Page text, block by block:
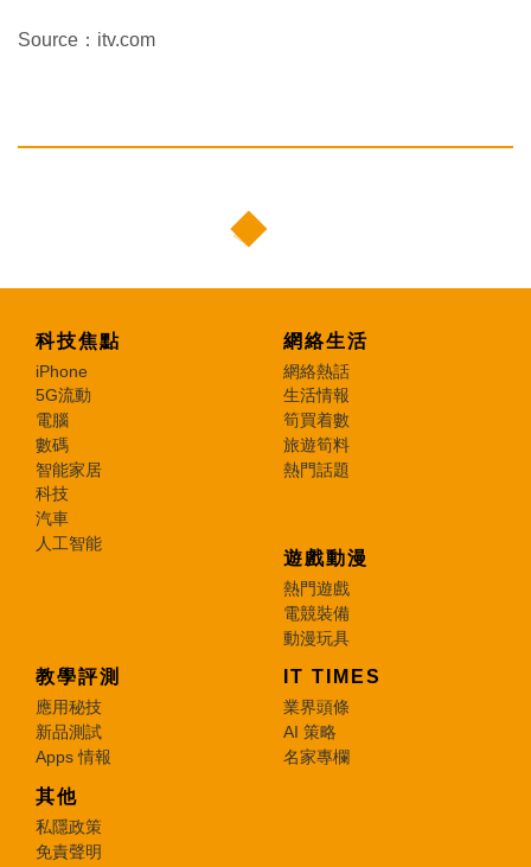
Source：itv.com
科技焦點
iPhone
5G流動
電腦
數碼
智能家居
科技
汽車
人工智能
網絡生活
網絡熱話
生活情報
筍買着數
旅遊筍料
熱門話題
遊戲動漫
熱門遊戲
電競裝備
動漫玩具
教學評測
應用秘技
新品測試
Apps 情報
IT TIMES
業界頭條
AI 策略
名家專欄
其他
私隱政策
免責聲明